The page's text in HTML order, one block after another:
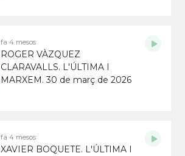
fa 4 mesos
ROGER VÀZQUEZ
CLARAVALLS. L'ÚLTIMA I
MARXEM. 30 de març de 2026
fa 4 mesos
XAVIER BOQUETE. L'ÚLTIMA I